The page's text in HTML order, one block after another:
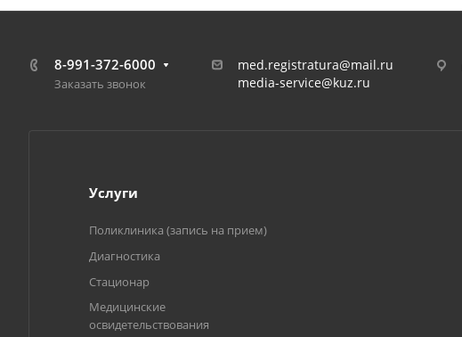
8-991-372-6000
Заказать звонок
med.registratura@mail.ru
media-service@kuz.ru
Услуги
Поликлиника (запись на прием)
Диагностика
Стационар
Медицинские
освидетельствования